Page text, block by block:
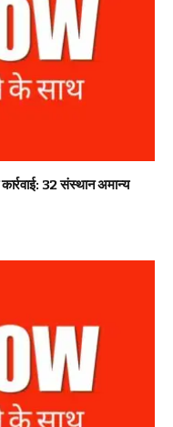
32 संस्थान अमान्य